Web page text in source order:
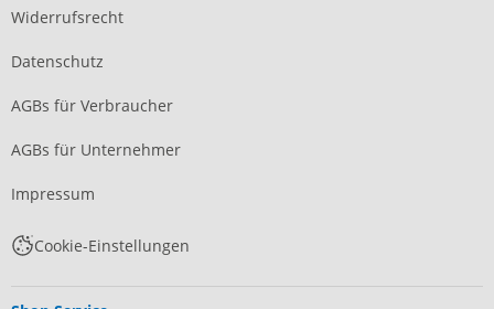
Widerrufsrecht
Datenschutz
AGBs für Verbraucher
AGBs für Unternehmer
Impressum
Cookie-Einstellungen